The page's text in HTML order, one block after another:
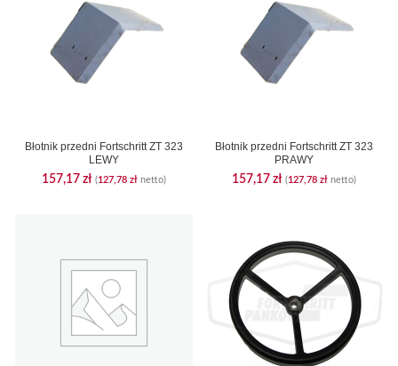
Błotnik przedni Fortschritt ZT 323
LEWY
157,17 zł (127,78 zł netto)
Błotnik przedni Fortschritt ZT 323
PRAWY
157,17 zł (127,78 zł netto)